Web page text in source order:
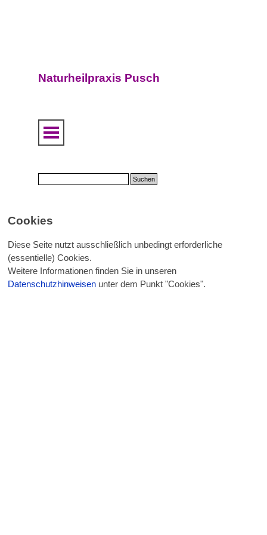
Suchen
Naturheilpraxis Pusch
Cookies
Diese Seite nutzt ausschließlich unbedingt erforderliche
(essentielle) Cookies.
Weitere Informationen finden Sie in unseren
Datenschutzhinweisen unter dem Punkt "Cookies".